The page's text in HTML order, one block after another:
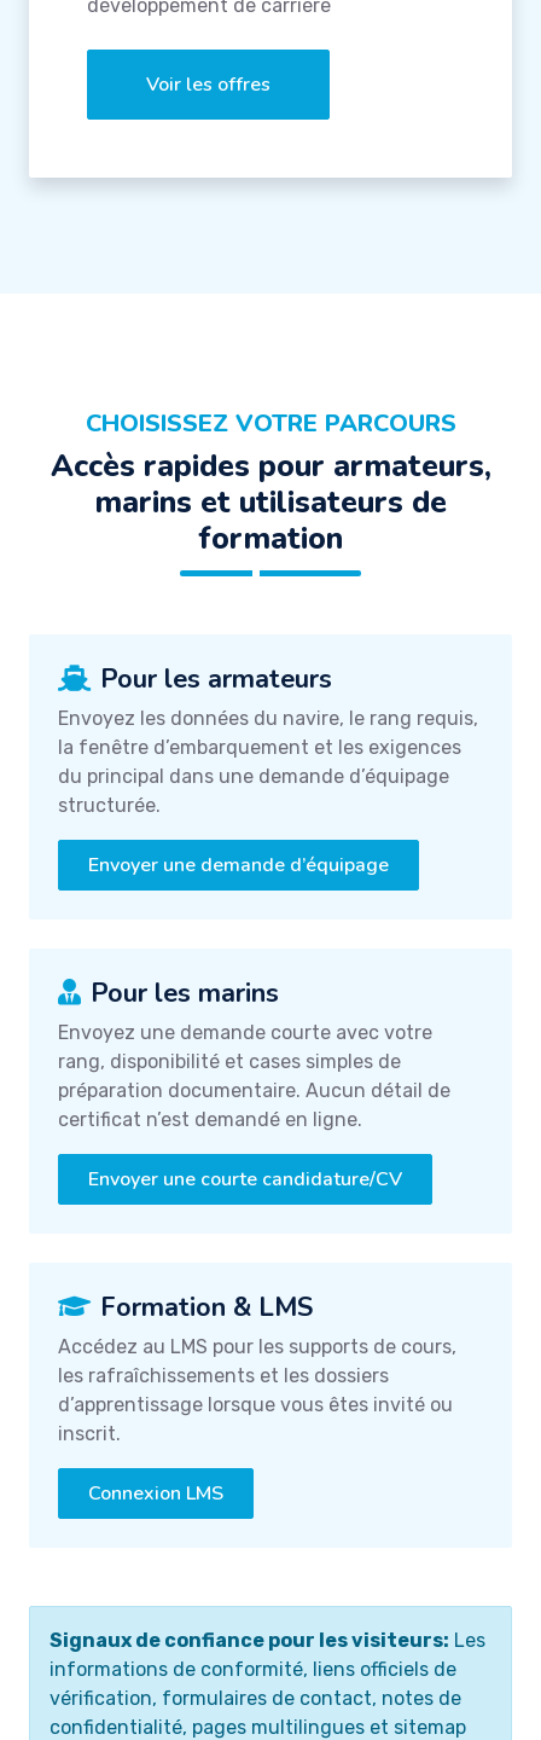
développement de carrière
Voir les offres
CHOISISSEZ VOTRE PARCOURS
Accès rapides pour armateurs,
marins et utilisateurs de
formation
Pour les armateurs
Envoyez les données du navire, le rang requis,
la fenêtre d’embarquement et les exigences
du principal dans une demande d’équipage
structurée.
Envoyer une demande d’équipage
Pour les marins
Envoyez une demande courte avec votre
rang, disponibilité et cases simples de
préparation documentaire. Aucun détail de
certificat n’est demandé en ligne.
Envoyer une courte candidature/CV
Formation & LMS
Accédez au LMS pour les supports de cours,
les rafraîchissements et les dossiers
d’apprentissage lorsque vous êtes invité ou
inscrit.
Connexion LMS
Signaux de confiance pour les visiteurs: Les
informations de conformité, liens officiels de
vérification, formulaires de contact, notes de
confidentialité, pages multilingues et sitemap